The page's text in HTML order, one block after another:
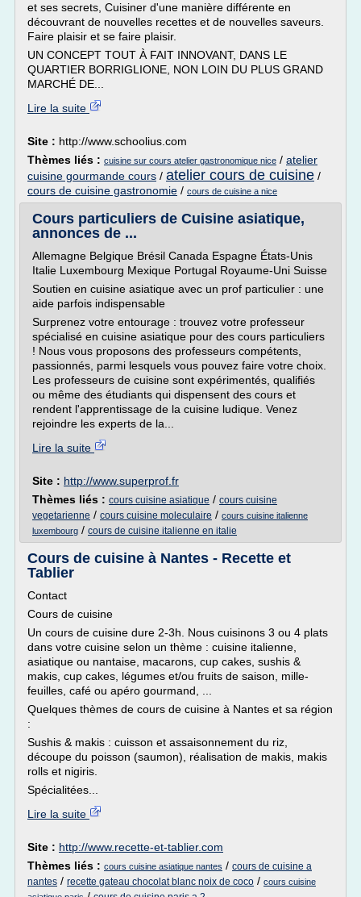
et ses secrets, Cuisiner d'une manière différente en
découvrant de nouvelles recettes et de nouvelles saveurs.
Faire plaisir et se faire plaisir.
UN CONCEPT TOUT À FAIT INNOVANT, DANS LE
QUARTIER BORRIGLIONE, NON LOIN DU PLUS GRAND
MARCHÉ DE...
Lire la suite
Site : http://www.schoolius.com
Thèmes liés : cuisine sur cours atelier gastronomique nice / atelier
cuisine gourmande cours / atelier cours de cuisine /
cours de cuisine gastronomie / cours de cuisine a nice
Cours particuliers de Cuisine asiatique,
annonces de ...
Allemagne Belgique Brésil Canada Espagne États-Unis
Italie Luxembourg Mexique Portugal Royaume-Uni Suisse
Soutien en cuisine asiatique avec un prof particulier : une
aide parfois indispensable
Surprenez votre entourage : trouvez votre professeur
spécialisé en cuisine asiatique pour des cours particuliers
! Nous vous proposons des professeurs compétents,
passionnés, parmi lesquels vous pouvez faire votre choix.
Les professeurs de cuisine sont expérimentés, qualifiés
ou même des étudiants qui dispensent des cours et
rendent l'apprentissage de la cuisine ludique. Venez
rejoindre les experts de la...
Lire la suite
Site : http://www.superprof.fr
Thèmes liés : cours cuisine asiatique / cours cuisine
vegetarienne / cours cuisine moleculaire / cours cuisine italienne
luxembourg / cours de cuisine italienne en italie
Cours de cuisine à Nantes - Recette et
Tablier
Contact
Cours de cuisine
Un cours de cuisine dure 2-3h. Nous cuisinons 3 ou 4 plats
dans votre cuisine selon un thème : cuisine italienne,
asiatique ou nantaise, macarons, cup cakes, sushis &
makis, cup cakes, légumes et/ou fruits de saison, mille-
feuilles, café ou apéro gourmand, ...
Quelques thèmes de cours de cuisine à Nantes et sa région
:
Sushis & makis : cuisson et assaisonnement du riz,
découpe du poisson (saumon), réalisation de makis, makis
rolls et nigiris.
Spécialitées...
Lire la suite
Site : http://www.recette-et-tablier.com
Thèmes liés : cours cuisine asiatique nantes / cours de cuisine a
nantes / recette gateau chocolat blanc noix de coco / cours cuisine